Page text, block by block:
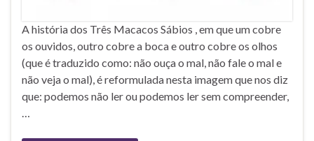
A história dos Três Macacos Sábios , em que um cobre
os ouvidos, outro cobre a boca e outro cobre os olhos
(que é traduzido como: não ouça o mal, não fale o mal e
não veja o mal), é reformulada nesta imagem que nos diz
que: podemos não ler ou podemos ler sem compreender,
…